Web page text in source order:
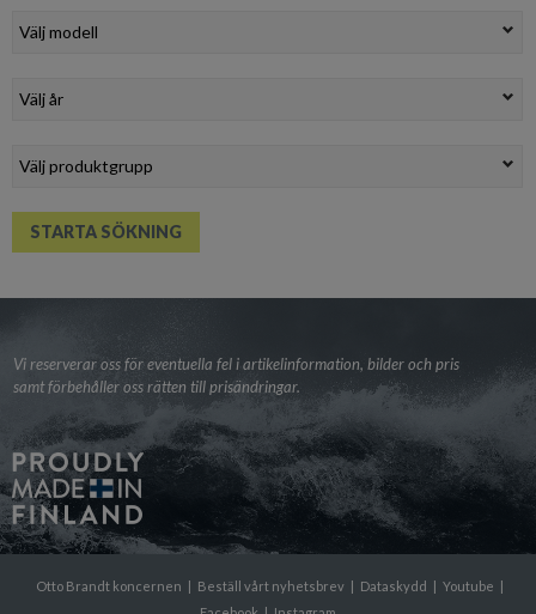
Vi reserverar oss för eventuella fel i artikelinformation, bilder och pris
samt förbehåller oss rätten till prisändringar.
Otto Brandt koncernen Beställ vårt nyhetsbrev Dataskydd Youtube